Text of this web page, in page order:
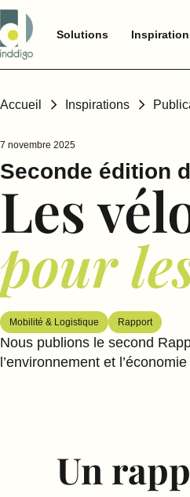
Solutions
Accueil Inspirations
7 novembre 2025
Seconde édition
Les
pour
Mobilité & Logistique Rapport
Nous publions le second
l’environnement et
Un